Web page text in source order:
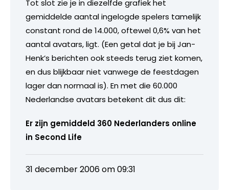
Tot slot zie je in diezelfde grafiek het
gemiddelde aantal ingelogde spelers tamelijk
constant rond de 14.000, oftewel 0,6% van het
aantal avatars, ligt. (Een getal dat je bij Jan-
Henk’s berichten ook steeds terug ziet komen,
en dus blijkbaar niet vanwege de feestdagen
lager dan normaal is). En met die 60.000
Nederlandse avatars betekent dit dus dit:
Er zijn gemiddeld 360 Nederlanders online
in Second Life
31 december 2006 om 09:31